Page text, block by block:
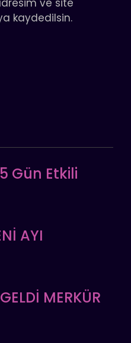
ve site
kaydedilsin.
Gün Etkili
AYI
MERKÜR